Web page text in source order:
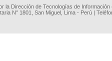
la Dirección de Tecnologías de
N° 1801, San Miguel, Lima - Perú |